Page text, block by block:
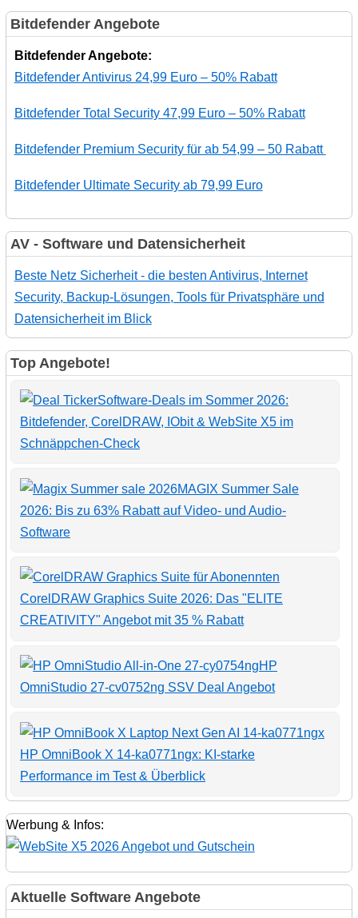
Bitdefender Angebote
Bitdefender Angebote:
Bitdefender Antivirus 24,99 Euro – 50% Rabatt
Bitdefender Total Security 47,99 Euro – 50% Rabatt
Bitdefender Premium Security für ab 54,99 – 50 Rabatt
Bitdefender Ultimate Security ab 79,99 Euro
AV - Software und Datensicherheit
Beste Netz Sicherheit - die besten Antivirus, Internet
Security, Backup-Lösungen, Tools für Privatsphäre und
Datensicherheit im Blick
Top Angebote!
Software-Deals im Sommer 2026:
Bitdefender, CorelDRAW, IObit & WebSite X5 im
Schnäppchen-Check
MAGIX Summer Sale
2026: Bis zu 63% Rabatt auf Video- und Audio-
Software
CorelDRAW Graphics Suite 2026: Das "ELITE
CREATIVITY" Angebot mit 35 % Rabatt
HP
OmniStudio 27-cv0752ng SSV Deal Angebot
HP OmniBook X 14-ka0771ngx: KI-starke
Performance im Test & Überblick
Werbung & Infos:
Aktuelle Software Angebote